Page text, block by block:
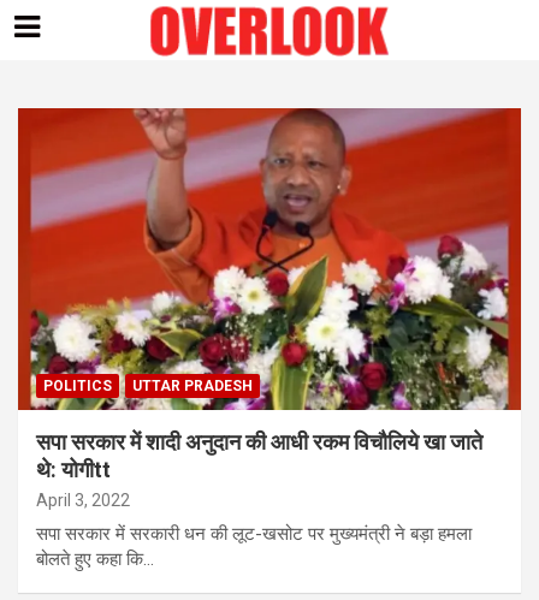
POLITICS UTTAR PRADESH
सपा सरकार में शादी अनुदान की आधी रकम विचौलिये खा जाते
थे: योगीtt
April 3, 2022
सपा सरकार में सरकारी धन की लूट-खसोट पर मुख्यमंत्री ने बड़ा हमला
बोलते हुए कहा कि…